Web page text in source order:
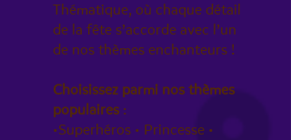
Thématique, où chaque détail
de la fête s’accorde avec l’un
de nos thèmes enchanteurs !
Choisissez parmi nos thèmes
populaires :
•Superhéros • Princesse •